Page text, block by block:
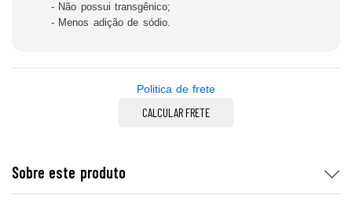
- Não possui transgênico;
- Menos adição de sódio.
Politica de frete
CALCULAR FRETE
Sobre este produto